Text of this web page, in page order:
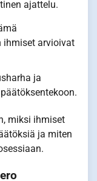
ajattelu.
ihmiset arvioivat
ja
miksi ihmiset
ja miten